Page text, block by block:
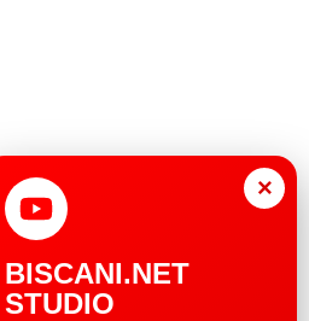
×
BISCANI.NET
STUDIO